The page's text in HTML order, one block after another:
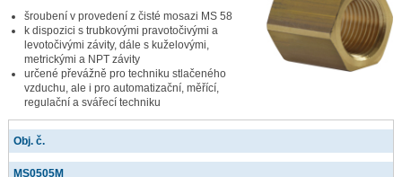
šroubení v provedení z čisté mosazi MS 58
k dispozici s trubkovými pravotočivými a
levotočivými závity, dále s kuželovými,
metrickými a NPT závity
určené převážně pro techniku stlačeného
vzduchu, ale i pro automatizační, měřící,
regulační a svářecí techniku
Obj. č.
MS0505M